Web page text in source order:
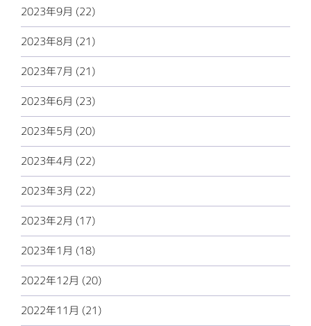
2023年9月 (22)
2023年8月 (21)
2023年7月 (21)
2023年6月 (23)
2023年5月 (20)
2023年4月 (22)
2023年3月 (22)
2023年2月 (17)
2023年1月 (18)
2022年12月 (20)
2022年11月 (21)